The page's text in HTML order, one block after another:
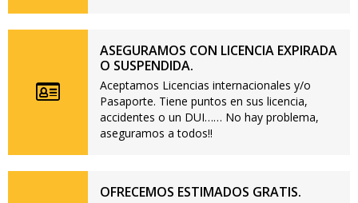
ASEGURAMOS CON LICENCIA EXPIRADA
O SUSPENDIDA.
Aceptamos Licencias internacionales y/o
Pasaporte. Tiene puntos en sus licencia,
accidentes o un DUI…… No hay problema,
aseguramos a todos!!
OFRECEMOS ESTIMADOS GRATIS.